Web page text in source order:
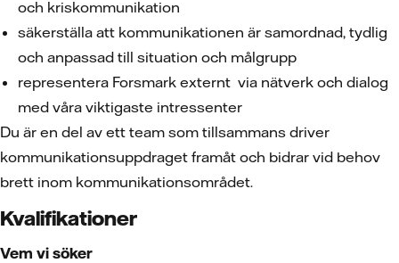
och kriskommunikation
säkerställa att kommunikationen är samordnad, tydlig
och anpassad till situation och målgrupp
representera Forsmark externt via nätverk och dialog
med våra viktigaste intressenter
Du är en del av ett team som tillsammans driver
kommunikationsuppdraget framåt och bidrar vid behov
brett inom kommunikationsområdet.
Kvalifikationer
Vem vi söker